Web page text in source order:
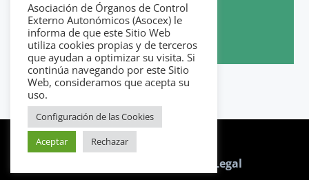
Aviso Legal
Asociación de Órganos de Control
Externo Autonómicos (Asocex) le
informa de que este Sitio Web
utiliza cookies propias y de terceros
que ayudan a optimizar su visita. Si
continúa navegando por este Sitio
Web, consideramos que acepta su
uso.
Configuración de las Cookies
Aceptar
Rechazar